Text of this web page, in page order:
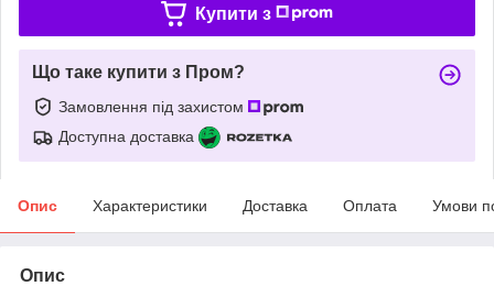
Купити з
Що таке купити з Пром?
Замовлення під захистом
Доступна доставка
Опис Характеристики Доставка Оплата Умови
Опис